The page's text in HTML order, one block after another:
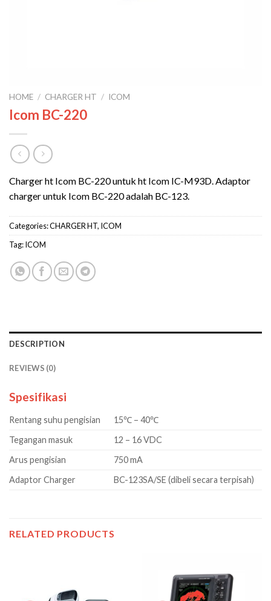
HOME / CHARGER HT / ICOM
Icom BC-220
Charger ht Icom BC-220 untuk ht Icom IC-M93D. Adaptor
charger untuk Icom BC-220 adalah BC-123.
Categories:CHARGER HT, ICOM
Tag:ICOM
DESCRIPTION
REVIEWS (0)
Spesifikasi
Rentang suhu pengisian
15℃ – 40℃
Tegangan masuk
12 – 16 VDC
Arus pengisian
750 mA
Adaptor Charger
BC-123SA/SE (dibeli secara terpisah)
RELATED PRODUCTS